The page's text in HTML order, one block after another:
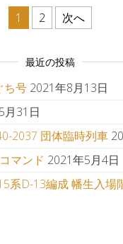
ーション
1 2 次へ
最近の投稿
ち号 2021年8月13日
月31日
2037 団体臨時列車
マンド 2021年5月4日
系D-13編成 幡生入場